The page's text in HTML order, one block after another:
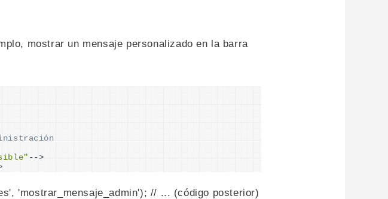
mostrar un mensaje personalizado en la barra
-->
'mostrar_mensaje_admin'); // ... (código posterior)